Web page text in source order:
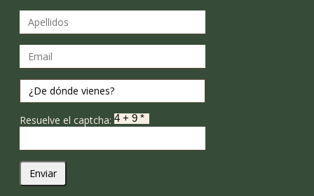
Resuelve el captcha:
Enviar